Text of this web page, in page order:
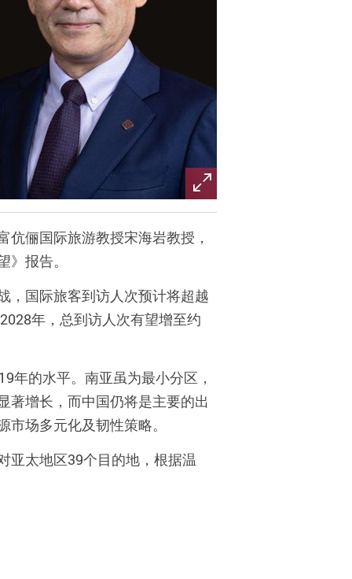
伉俪国际旅游教授宋海岩教授，
》报告。
，国际旅客到访人次预计将超越
2028年，总到访人次有望增至约
年的水平。南亚虽为最小分区，
著增长，而中国仍将是主要的出
场多元化及韧性策略。
亚太地区39个目的地，根据温